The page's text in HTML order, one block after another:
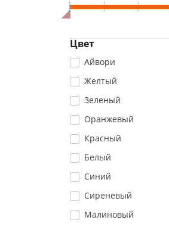
Цвет
Айвори
Желтый
Зеленый
Оранжевый
Красный
Белый
Синий
Сиреневый
Малиновый